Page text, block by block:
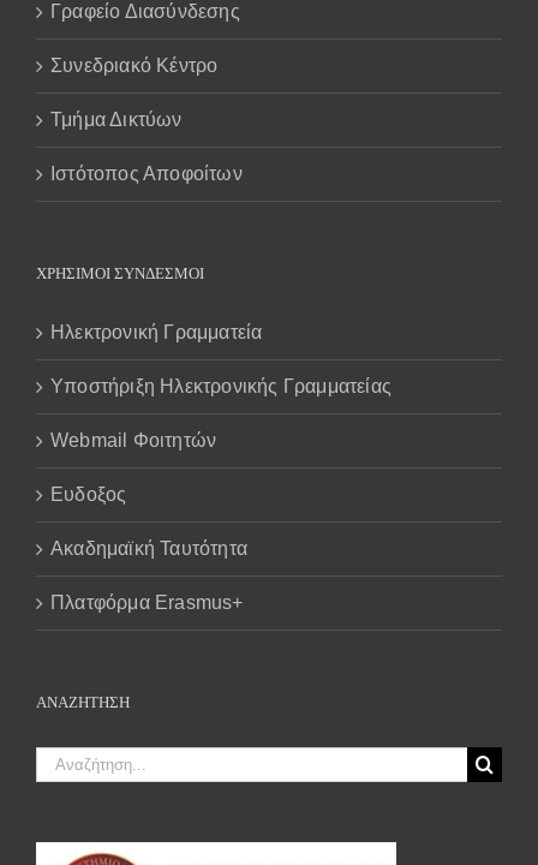
Γραφείο Διασύνδεσης
Συνεδριακό Κέντρο
Τμήμα Δικτύων
Ιστότοπος Αποφοίτων
ΧΡΗΣΙΜΟΙ ΣΥΝΔΕΣΜΟΙ
Ηλεκτρονική Γραμματεία
Υποστήριξη Ηλεκτρονικής Γραμματείας
Webmail Φοιτητών
Ευδοξος
Ακαδημαϊκή Ταυτότητα
Πλατφόρμα Erasmus+
ΑΝΑΖΉΤΗΣΗ
Αναζήτηση
για: